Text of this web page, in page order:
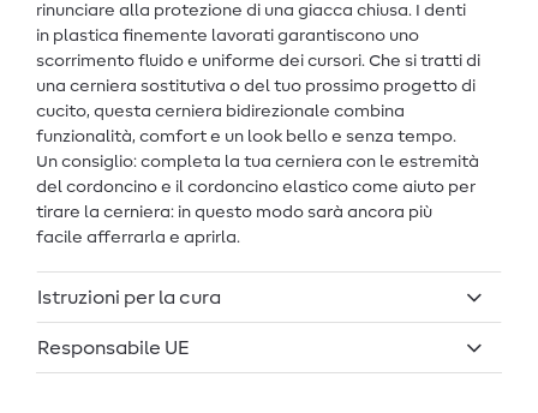
rinunciare alla protezione di una giacca chiusa. I denti
in plastica finemente lavorati garantiscono uno
scorrimento fluido e uniforme dei cursori. Che si tratti di
una cerniera sostitutiva o del tuo prossimo progetto di
cucito, questa cerniera bidirezionale combina
funzionalità, comfort e un look bello e senza tempo.
Un consiglio: completa la tua cerniera con le estremità
del cordoncino e il cordoncino elastico come aiuto per
tirare la cerniera: in questo modo sarà ancora più
facile afferrarla e aprirla.
Istruzioni per la cura
Responsabile UE